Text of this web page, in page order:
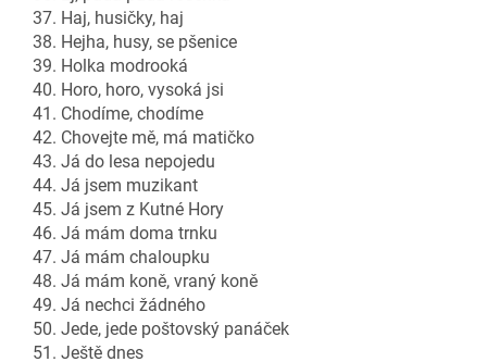
37. Haj, husičky, haj
38. Hejha, husy, se pšenice
39. Holka modrooká
40. Horo, horo, vysoká jsi
41. Chodíme, chodíme
42. Chovejte mě, má matičko
43. Já do lesa nepojedu
44. Já jsem muzikant
45. Já jsem z Kutné Hory
46. Já mám doma trnku
47. Já mám chaloupku
48. Já mám koně, vraný koně
49. Já nechci žádného
50. Jede, jede poštovský panáček
51. Ještě dnes